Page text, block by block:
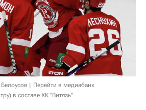
Перейти в медиабанк
в составе ХК "Витязь"